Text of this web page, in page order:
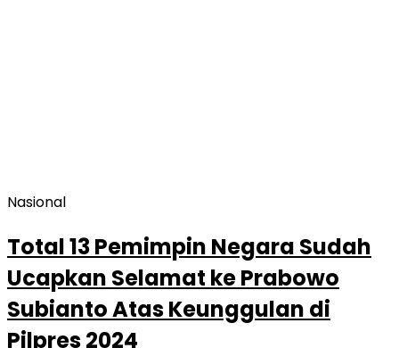
Nasional
Total 13 Pemimpin Negara Sudah
Ucapkan Selamat ke Prabowo
Subianto Atas Keunggulan di
Pilpres 2024